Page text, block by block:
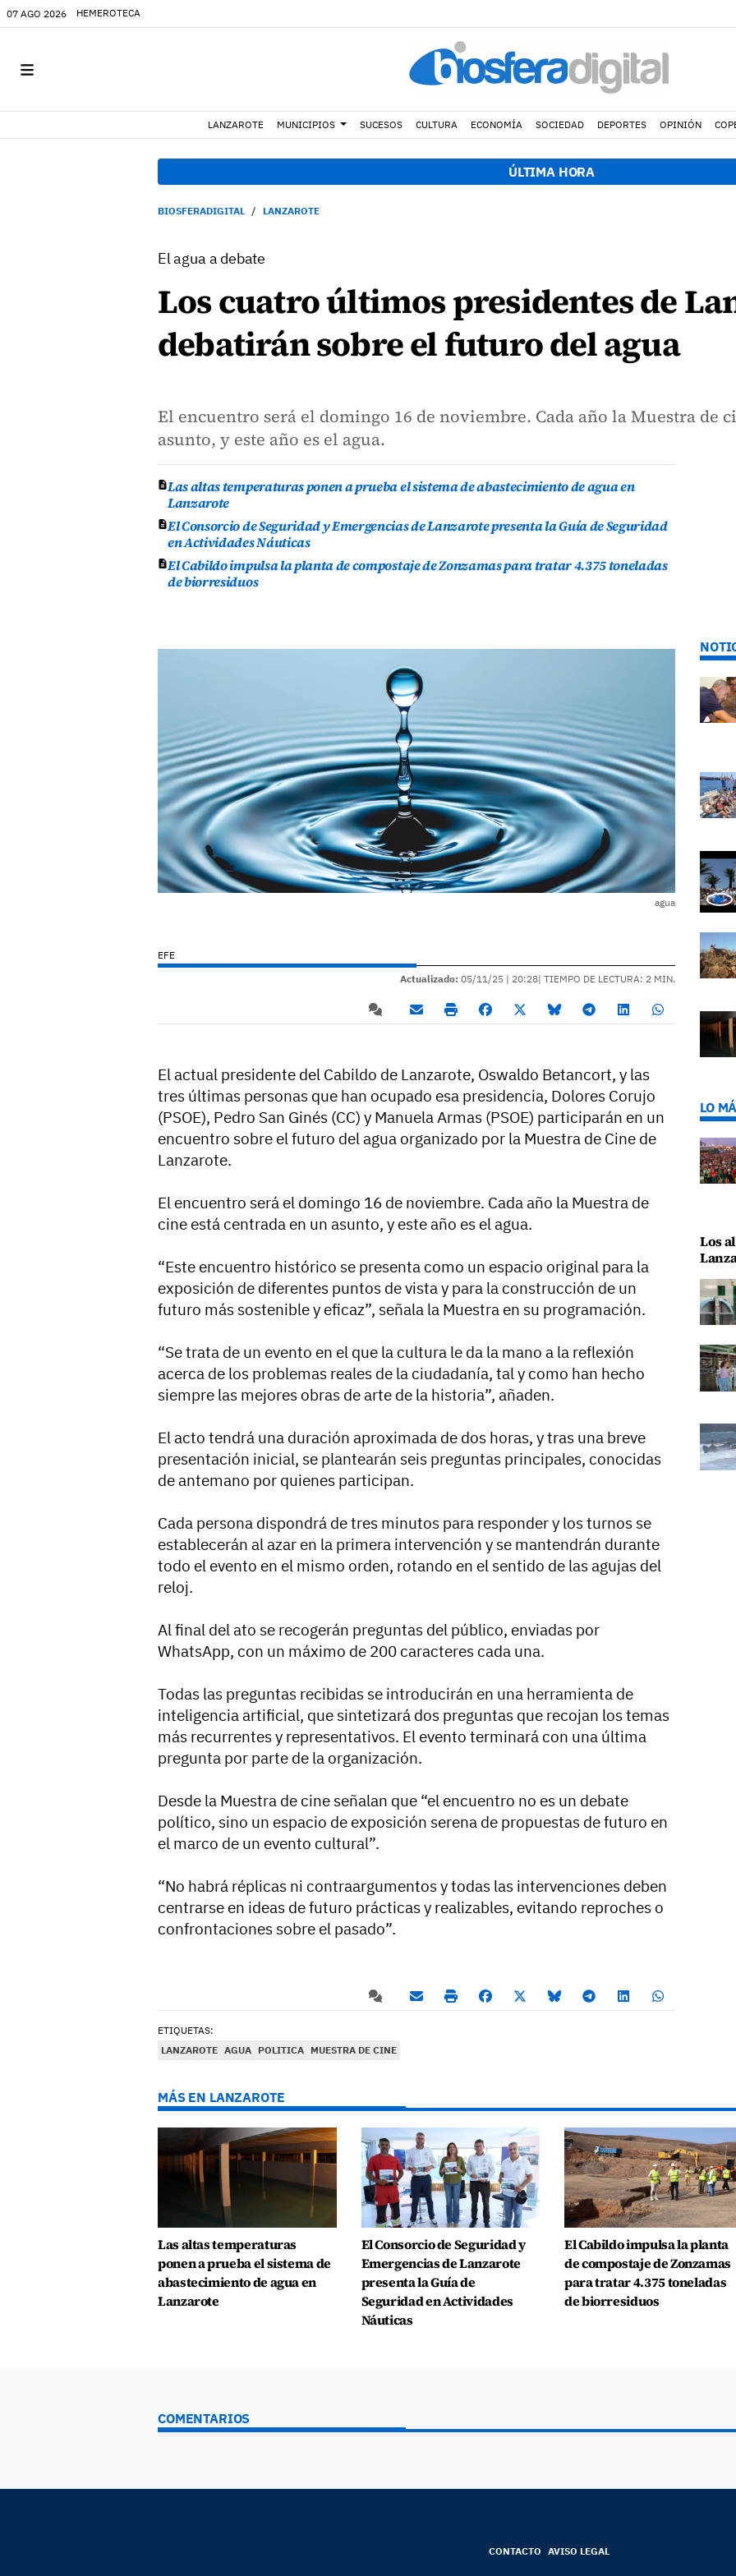
07 AGO 2026 HEMEROTECA
LANZAROTE MUNICIPIOS SUCESOS CULTURA ECONOMÍA SOCIEDAD DEPORTES OPINIÓN
ÚLTIMA HORA
BIOSFERADIGITAL LANZAROTE
El agua a debate
Los cuatro últimos presidentes de
debatirán sobre el futuro del agua
El encuentro será el domingo 16 de noviembre. Cada año la Muestra de
asunto, y este año es el agua.
Las altas temperaturas ponen a prueba el sistema de abastecimiento de agua en
Lanzarote
El Consorcio de Seguridad y Emergencias de Lanzarote presenta la Guía de Seguridad
en Actividades Náuticas
El Cabildo impulsa la planta de compostaje de Zonzamas para tratar 4.375 toneladas
de biorresiduos
agua
EFE
Actualizado: 05/11/25 | 20:28| TIEMPO DE LECTURA: 2 MIN.
El actual presidente del Cabildo de Lanzarote, Oswaldo Betancort, y las
tres últimas personas que han ocupado esa presidencia, Dolores Corujo
(PSOE), Pedro San Ginés (CC) y Manuela Armas (PSOE) participarán en un
encuentro sobre el futuro del agua organizado por la Muestra de Cine de
Lanzarote.
El encuentro será el domingo 16 de noviembre. Cada año la Muestra de
cine está centrada en un asunto, y este año es el agua.
“Este encuentro histórico se presenta como un espacio original para la
exposición de diferentes puntos de vista y para la construcción de un
futuro más sostenible y eficaz”, señala la Muestra en su programación.
“Se trata de un evento en el que la cultura le da la mano a la reflexión
acerca de los problemas reales de la ciudadanía, tal y como han hecho
siempre las mejores obras de arte de la historia”, añaden.
El acto tendrá una duración aproximada de dos horas, y tras una breve
presentación inicial, se plantearán seis preguntas principales, conocidas
de antemano por quienes participan.
Cada persona dispondrá de tres minutos para responder y los turnos se
establecerán al azar en la primera intervención y se mantendrán durante
todo el evento en el mismo orden, rotando en el sentido de las agujas del
reloj.
Al final del ato se recogerán preguntas del público, enviadas por
WhatsApp, con un máximo de 200 caracteres cada una.
Todas las preguntas recibidas se introducirán en una herramienta de
inteligencia artificial, que sintetizará dos preguntas que recojan los temas
más recurrentes y representativos. El evento terminará con una última
pregunta por parte de la organización.
Desde la Muestra de cine señalan que “el encuentro no es un debate
político, sino un espacio de exposición serena de propuestas de futuro en
el marco de un evento cultural”.
“No habrá réplicas ni contraargumentos y todas las intervenciones deben
centrarse en ideas de futuro prácticas y realizables, evitando reproches o
confrontaciones sobre el pasado”.
ETIQUETAS:
LANZAROTE AGUA POLITICA MUESTRA DE CINE
LO
Los
MÁS EN LANZAROTE
Las altas temperaturas
ponen a prueba el sistema de
abastecimiento de agua en
Lanzarote
El Consorcio de Seguridad y
Emergencias de Lanzarote
presenta la Guía de
Seguridad en Actividades
Náuticas
El Cabildo impulsa la planta
de compostaje de Zonzamas
para tratar 4.375 toneladas
de biorresiduos
COMENTARIOS
CONTACTO AVISO LEGAL